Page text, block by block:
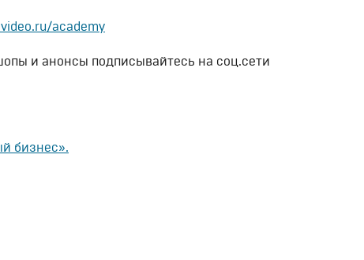
academy
и анонсы подписывайтесь на соц.сети
бизнес».